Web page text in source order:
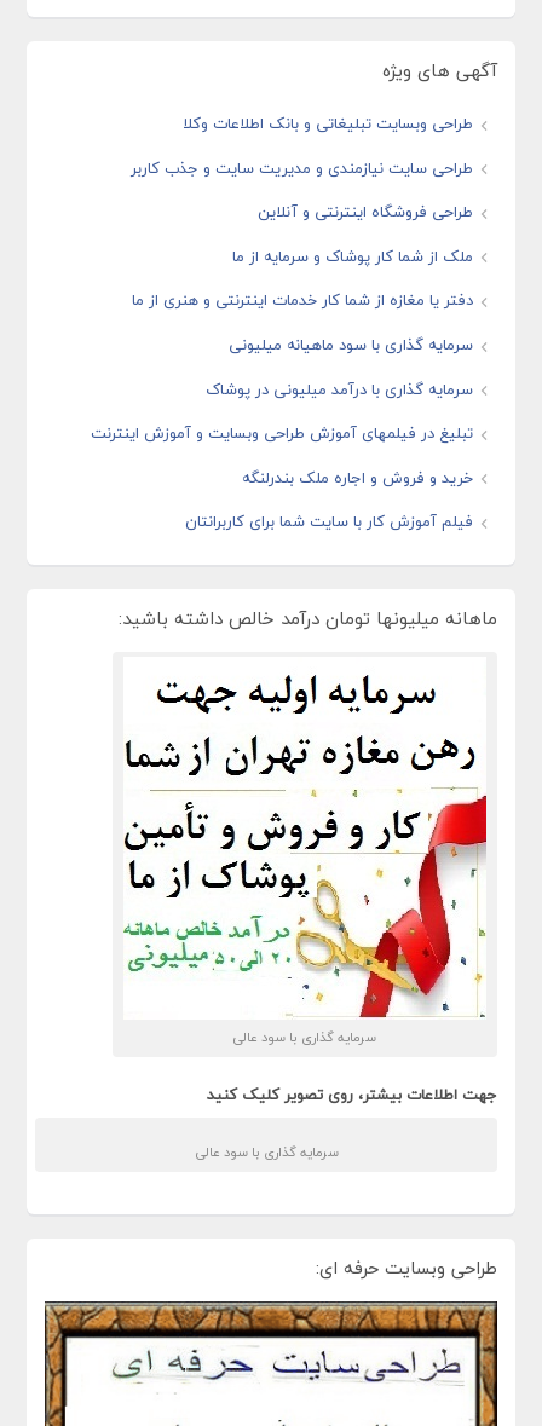
آگهی های ویژه
طراحی وبسایت تبلیغاتی و بانک اطلاعات وکلا
طراحی سایت نیازمندی و مدیریت سایت و جذب کاربر
طراحی فروشگاه اینترنتی و آنلاین
ملک از شما کار پوشاک و سرمایه از ما
دفتر یا مغازه از شما کار خدمات اینترنتی و هنری از ما
سرمایه گذاری با سود ماهیانه میلیونی
سرمایه گذاری با درآمد میلیونی در پوشاک
تبلیغ در فیلمهای آموزش طراحی وبسایت و آموزش اینترنت
خرید و فروش و اجاره ملک بندرلنگه
فیلم آموزش کار با سایت شما برای کاربرانتان
ماهانه میلیونها تومان درآمد خالص داشته باشید:
سرمایه گذاری با سود عالی
جهت اطلاعات بیشتر، روی تصویر کلیک کنید
سرمایه گذاری با سود عالی
طراحی وبسایت حرفه ای: